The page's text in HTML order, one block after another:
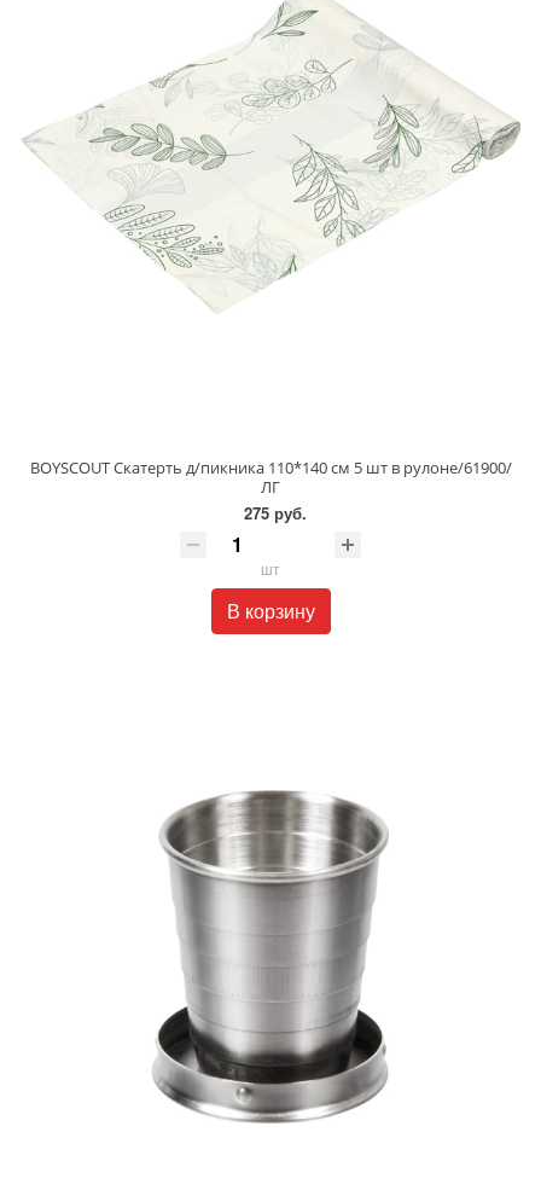
BOYSCOUT Скатерть д/пикника 110*140 см 5 шт в рулоне/61900/
ЛГ
275 руб.
шт
В корзину